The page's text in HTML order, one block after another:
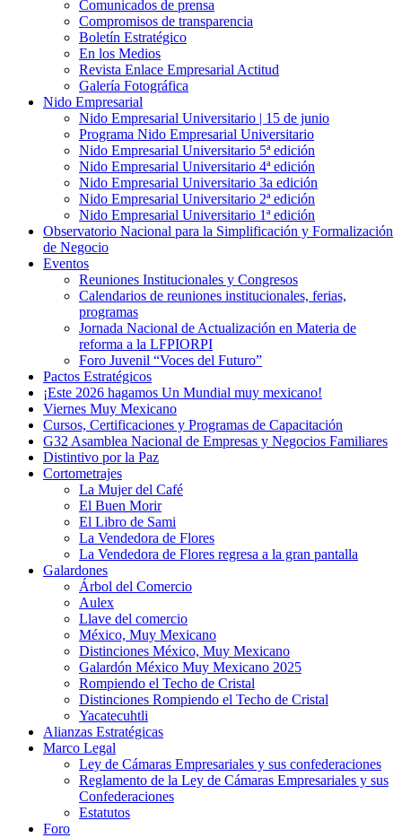
Comunicados de prensa
Compromisos de transparencia
Boletín Estratégico
En los Medios
Revista Enlace Empresarial Actitud
Galería Fotográfica
Nido Empresarial
Nido Empresarial Universitario | 15 de junio
Programa Nido Empresarial Universitario
Nido Empresarial Universitario 5ª edición
Nido Empresarial Universitario 4ª edición
Nido Empresarial Universitario 3a edición
Nido Empresarial Universitario 2ª edición
Nido Empresarial Universitario 1ª edición
Observatorio Nacional para la Simplificación y Formalización
de Negocio
Eventos
Reuniones Institucionales y Congresos
Calendarios de reuniones institucionales, ferias,
programas
Jornada Nacional de Actualización en Materia de
reforma a la LFPIORPI
Foro Juvenil “Voces del Futuro”
Pactos Estratégicos
¡Este 2026 hagamos Un Mundial muy mexicano!
Viernes Muy Mexicano
Cursos, Certificaciones y Programas de Capacitación
G32 Asamblea Nacional de Empresas y Negocios Familiares
Distintivo por la Paz
Cortometrajes
La Mujer del Café
El Buen Morir
El Libro de Sami
La Vendedora de Flores
La Vendedora de Flores regresa a la gran pantalla
Galardones
Árbol del Comercio
Aulex
Llave del comercio
México, Muy Mexicano
Distinciones México, Muy Mexicano
Galardón México Muy Mexicano 2025
Rompiendo el Techo de Cristal
Distinciones Rompiendo el Techo de Cristal
Yacatecuhtli
Alianzas Estratégicas
Marco Legal
Ley de Cámaras Empresariales y sus confederaciones
Reglamento de la Ley de Cámaras Empresariales y sus
Confederaciones
Estatutos
Foro